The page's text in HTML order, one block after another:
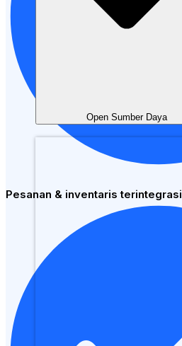
Open Sumber Daya
Pesanan & inventaris terintegrasi